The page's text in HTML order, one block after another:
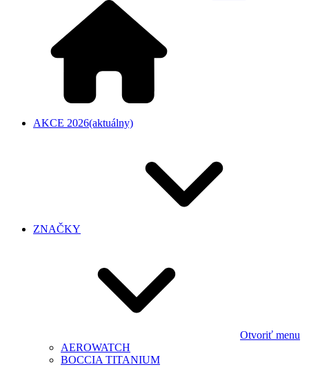
AKCE 2026(aktuálny)
ZNAČKY
Otvoriť menu
AEROWATCH
BOCCIA TITANIUM